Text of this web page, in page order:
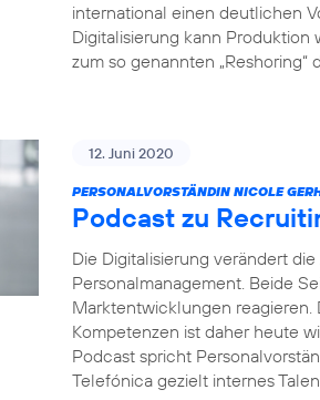
international einen deutlichen
Digitalisierung kann
zum so genannten
12. Juni 2020
PERSONALVORSTÄNDIN NICOLE
Podcast zu
Die Digitalisierung verändert
Personalmanagement. Beide
Marktentwicklungen
Kompetenzen ist daher heute
Podcast spricht
Telefónica gezielt internes